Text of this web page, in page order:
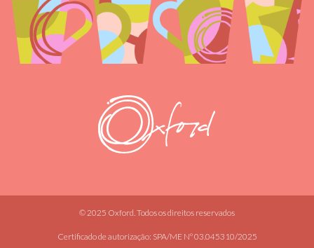
© 2025 Oxford. Todos os direitos reservados
Certificado de autorização: SPA/ME Nº 03.045310/2025